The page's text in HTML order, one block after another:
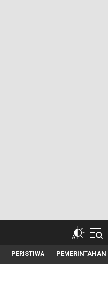
PERISTIWA PEMERINTAHAN